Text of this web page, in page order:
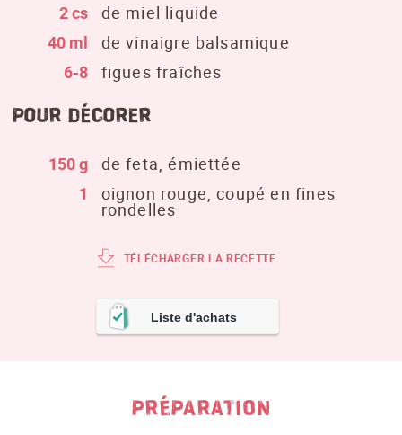
2 cs
de miel liquide
40 ml
de vinaigre balsamique
6-8
figues fraîches
Pour décorer
150 g
de feta, émiettée
1
oignon rouge, coupé en fines
rondelles
TÉLÉCHARGER LA RECETTE
Liste d'achats
PRÉPARATION